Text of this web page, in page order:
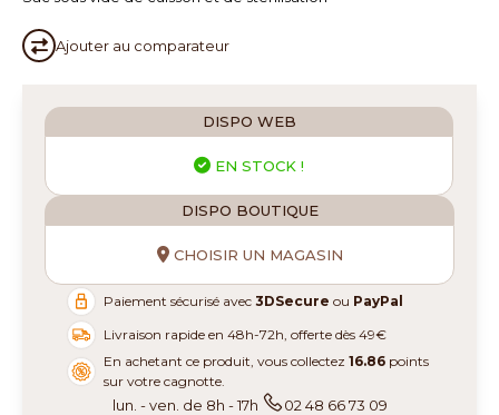
Ajouter au comparateur
DISPO WEB
EN STOCK !
DISPO BOUTIQUE
CHOISIR UN MAGASIN
Paiement sécurisé avec3DSecure ou PayPal
Livraison rapide en 48h-72h, offerte dès 49€
En achetant ce produit, vous collectez16.86 points
sur votre cagnotte.
lun. - ven. de 8h - 17h 02 48 66 73 09